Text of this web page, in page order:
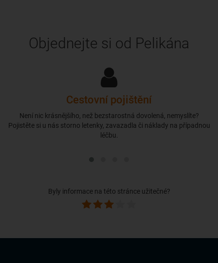
Objednejte si od Pelikána
Cestovní pojištění
Není nic krásnějšího, než bezstarostná dovolená, nemyslíte?
Pojistěte si u nás storno letenky, zavazadla či náklady na případnou
léčbu.
Byly informace na této stránce užitečné?